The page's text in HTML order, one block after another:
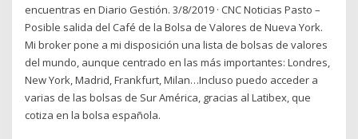
encuentras en Diario Gestión. 3/8/2019 · CNC Noticias Pasto –
Posible salida del Café de la Bolsa de Valores de Nueva York.
Mi broker pone a mi disposición una lista de bolsas de valores
del mundo, aunque centrado en las más importantes: Londres,
New York, Madrid, Frankfurt, Milan…Incluso puedo acceder a
varias de las bolsas de Sur América, gracias al Latibex, que
cotiza en la bolsa española.